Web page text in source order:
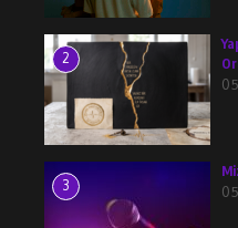
2
3